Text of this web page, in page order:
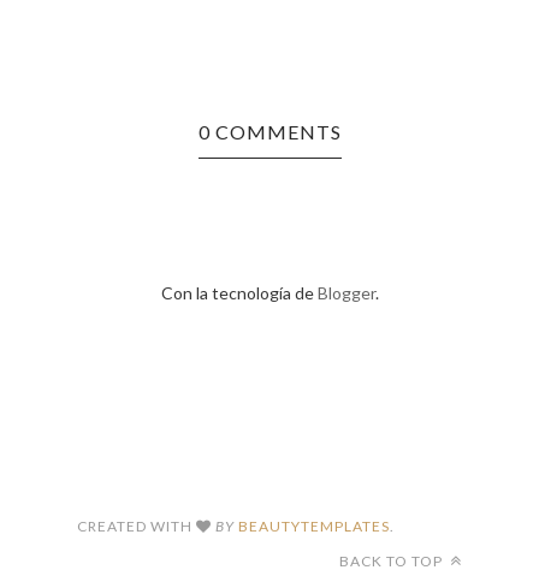
0 COMMENTS
Con la tecnología deBlogger.
CREATED WITH BY BEAUTYTEMPLATES.
BACK TO TOP